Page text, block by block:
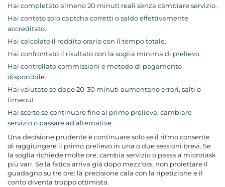
Hai completato almeno 20 minuti reali senza cambiare servizio.
Hai contato solo captcha corretti o saldo effettivamente
accreditato.
Hai calcolato il reddito orario con il tempo totale.
Hai confrontato il risultato con la soglia minima di prelievo.
Hai controllato commissioni e metodo di pagamento
disponibile.
Hai valutato se dopo 20-30 minuti aumentano errori, salti o
timeout.
Hai scelto se continuare fino al primo prelievo, cambiare
servizio o passare ad alternative.
Una decisione prudente è continuare solo se il ritmo consente
di raggiungere il primo prelievo in una o due sessioni brevi. Se
la soglia richiede molte ore, cambia servizio o passa a microtask
più vari. Se la fatica arriva già dopo mezz'ora, non proiettare il
guadagno su tre ore: la precisione cala con la ripetizione e il
conto diventa troppo ottimista.